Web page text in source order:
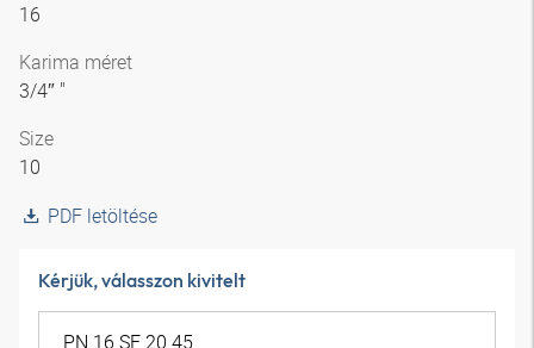
16
Karima méret
3/4″ "
Size
10
PDF letöltése
Kérjük, válasszon kivitelt